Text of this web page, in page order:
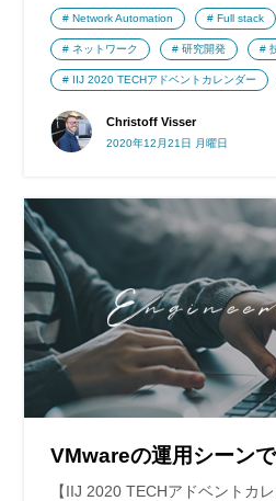
Christoff Visser
2020年12月21日 月曜日
Network Automation Full stack
ネットワーク 研究開発
IIJ 2020 TECHアドベントカレンダー
VMwareの運用シーン
【IIJ 2020 TECHアドベントカ